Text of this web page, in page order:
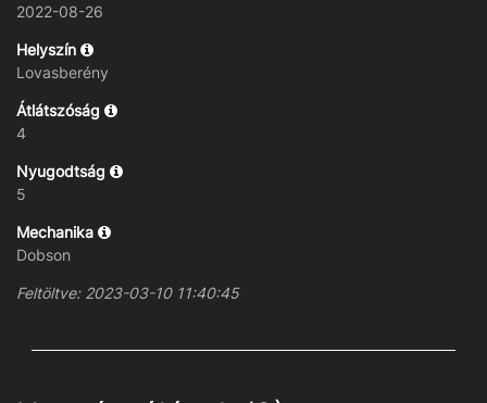
2022-08-26
Helyszín
Lovasberény
Átlátszóság
4
Nyugodtság
5
Mechanika
Dobson
Feltöltve: 2023-03-10 11:40:45